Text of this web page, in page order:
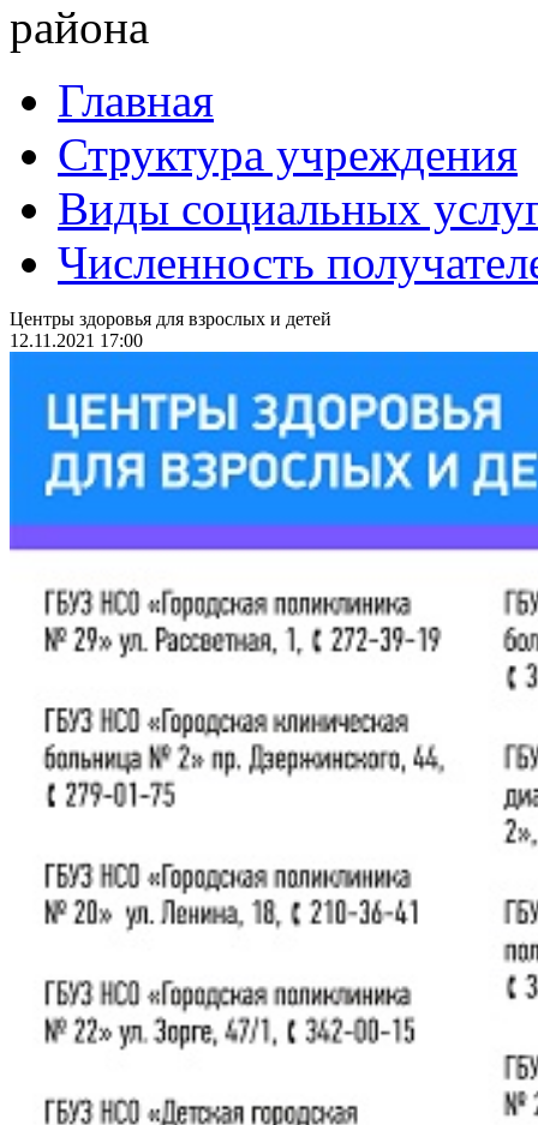
района
Главная
Структура учреждения
Виды социальных
Численность
Центры здоровья для взрослых и детей
12.11.2021 17:00